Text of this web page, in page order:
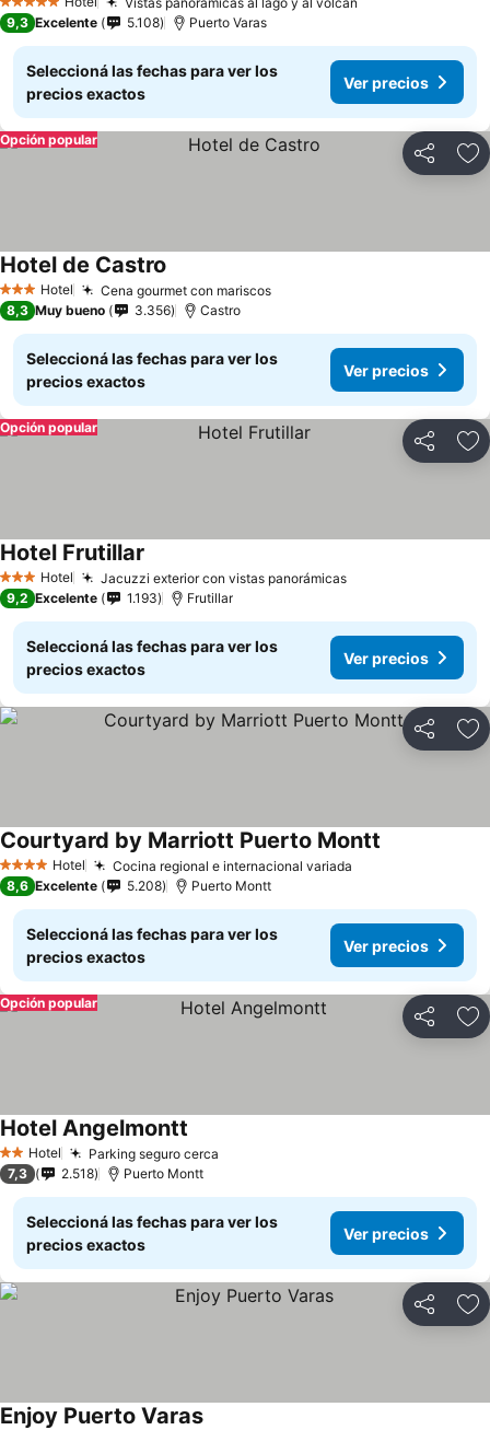
5 Estrellas
9,3 Excelente 5.108 Puerto Varas
Seleccioná las fechas para ver los
precios exactos
Ver precios
Compartir
Opción popular
3 Estrellas
Hotel Cena gourmet con mariscos
Hotel de Castro
8,3 Muy bueno 3.356 Castro
Seleccioná las fechas para ver los
precios exactos
Ver precios
Compartir
Opción popular
3 Estrellas
Hotel Jacuzzi exterior con vistas panorámicas
Hotel Frutillar
9,2 Excelente 1.193 Frutillar
Seleccioná las fechas para ver los
precios exactos
Ver precios
Compartir
4 EstrellasHotel Cocina regional e internacional variada
Courtyard by Marriott Puerto Montt
8,6 Excelente 5.208 Puerto Montt
Seleccioná las fechas para ver los
precios exactos
Ver precios
Compartir
Opción popular
2 Estrellas
Hotel Parking seguro cerca
Hotel Angelmontt
7,3 2.518 Puerto Montt
Seleccioná las fechas para ver los
precios exactos
Ver precios
Compartir
Enjoy Puerto Varas